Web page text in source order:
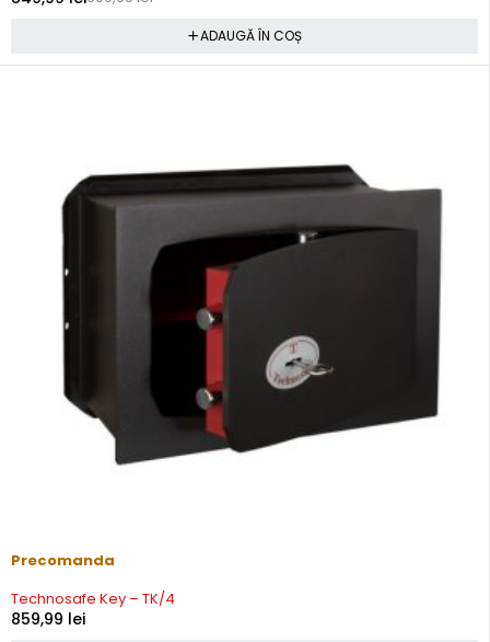
ADAUGĂ ÎN COȘ
Precomanda
Technosafe Key – TK/4
859,99 lei